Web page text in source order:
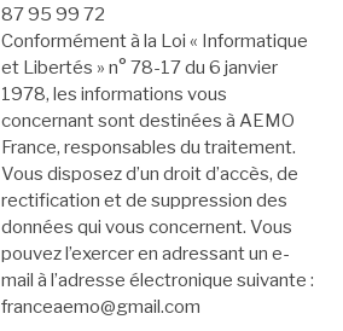
87 95 99 72
Conformément à la Loi « Informatique
et Libertés » n° 78-17 du 6 janvier
1978, les informations vous
concernant sont destinées à AEMO
France, responsables du traitement.
Vous disposez d’un droit d’accès, de
rectification et de suppression des
données qui vous concernent. Vous
pouvez l’exercer en adressant un e-
mail à l’adresse électronique suivante :
franceaemo@gmail.com